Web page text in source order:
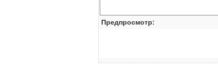
Предпросмотр: